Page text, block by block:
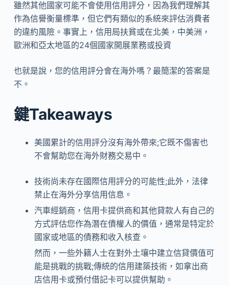
雖然其他國家可能不會使用信用評分，因為我們理解其
作為信譽衡量標準，但它們有類似的系統來評估消費者
的違約風險。事實上，信用局扶貧或在北美，中美洲，
歐洲和亞太地區的24個國家開展業務或投資
也就是說，您的信用評分會在海外嗎？最簡潔的答案是
不。
鍵Takeaways
美國累計的信用評分沒有海外帶來;它既不傷害也
不會幫助您在海外財務交易中。
技術尚未存在國際信用評分的可能性;此外，法律
禁止在海外分享信用信息。
汽車經銷商，信用卡提供商和其他貸款人有自己的
方式評估您作為潛在債權人的價值，通常是特定於
國家或地區的債務和收入核查。
然而，一些外籍人士在對外土壤中建立信貸價值可
能是挑戰的挑戰;傳統的信用建築技術，如拿出商
店信用卡或預付借記卡可以提供幫助。